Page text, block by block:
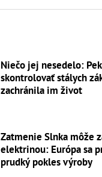
Niečo jej nesedelo:
skontrolovať stálych
zachránila im život
Zatmenie Slnka môže
elektrinou: Európa sa
prudký pokles výroby